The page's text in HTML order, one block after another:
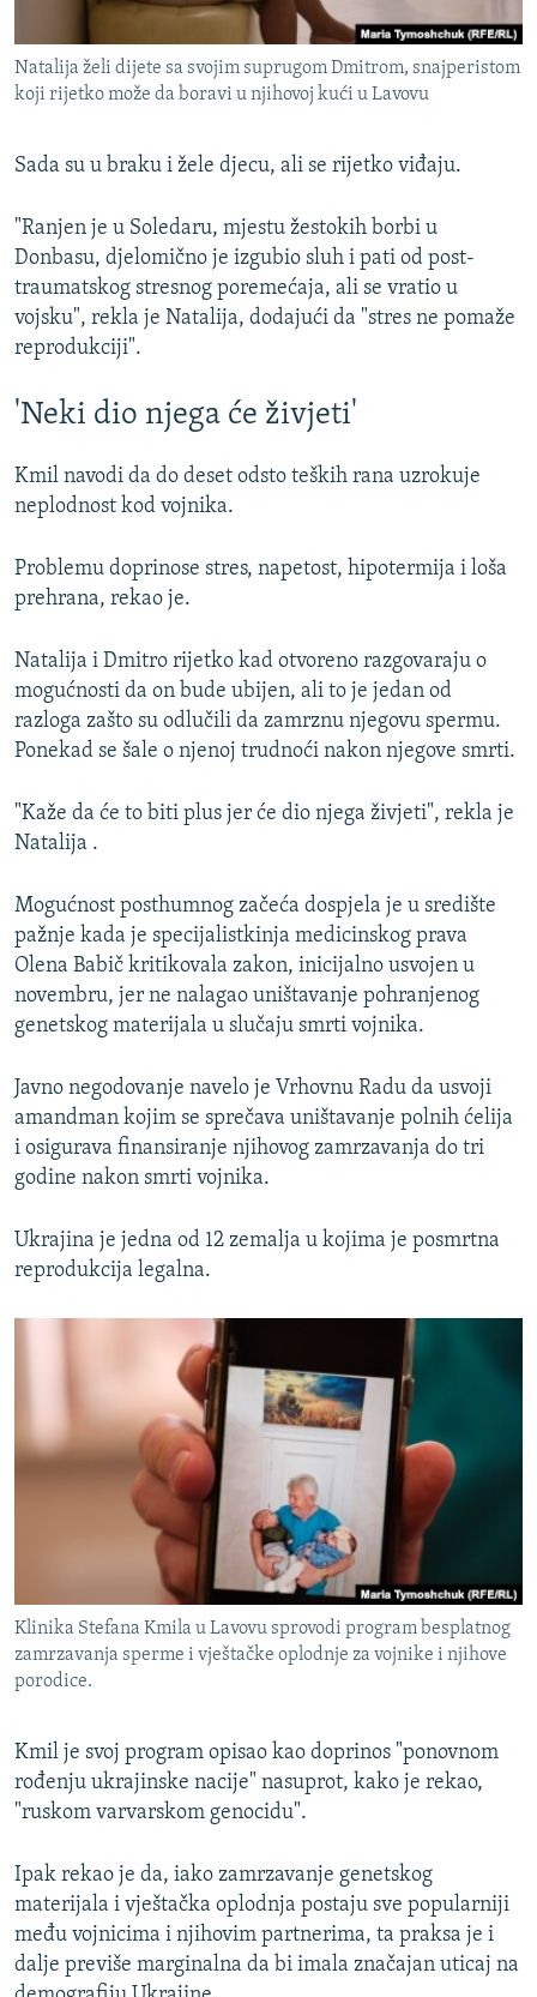
Natalija želi dijete sa svojim suprugom Dmitrom, snajperistom
koji rijetko može da boravi u njihovoj kući u Lavovu
Sada su u braku i žele djecu, ali se rijetko viđaju.
"Ranjen je u Soledaru, mjestu žestokih borbi u
Donbasu, djelomično je izgubio sluh i pati od post-
traumatskog stresnog poremećaja, ali se vratio u
vojsku", rekla je Natalija, dodajući da "stres ne pomaže
reprodukciji".
'Neki dio njega će živjeti'
Kmil navodi da do deset odsto teških rana uzrokuje
neplodnost kod vojnika.
Problemu doprinose stres, napetost, hipotermija i loša
prehrana, rekao je.
Natalija i Dmitro rijetko kad otvoreno razgovaraju o
mogućnosti da on bude ubijen, ali to je jedan od
razloga zašto su odlučili da zamrznu njegovu spermu.
Ponekad se šale o njenoj trudnoći nakon njegove smrti.
"Kaže da će to biti plus jer će dio njega živjeti", rekla je
Natalija .
Mogućnost posthumnog začeća dospjela je u središte
pažnje kada je specijalistkinja medicinskog prava
Olena Babič kritikovala zakon, inicijalno usvojen u
novembru, jer ne nalagao uništavanje pohranjenog
genetskog materijala u slučaju smrti vojnika.
Javno negodovanje navelo je Vrhovnu Radu da usvoji
amandman kojim se sprečava uništavanje polnih ćelija
i osigurava finansiranje njihovog zamrzavanja do tri
godine nakon smrti vojnika.
Ukrajina je jedna od 12 zemalja u kojima je posmrtna
reprodukcija legalna.
Klinika Stefana Kmila u Lavovu sprovodi program besplatnog
zamrzavanja sperme i vještačke oplodnje za vojnike i njihove
porodice.
Kmil je svoj program opisao kao doprinos "ponovnom
rođenju ukrajinske nacije" nasuprot, kako je rekao,
"ruskom varvarskom genocidu".
Ipak rekao je da, iako zamrzavanje genetskog
materijala i vještačka oplodnja postaju sve popularniji
među vojnicima i njihovim partnerima, ta praksa je i
dalje previše marginalna da bi imala značajan uticaj na